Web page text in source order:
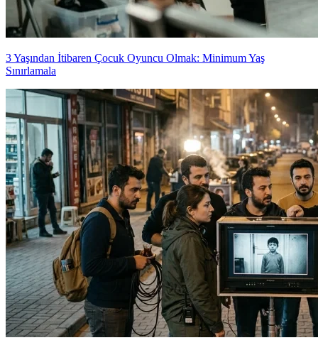
3 Yaşından İtibaren Çocuk Oyuncu Olmak: Minimum Yaş
Sınırlamala